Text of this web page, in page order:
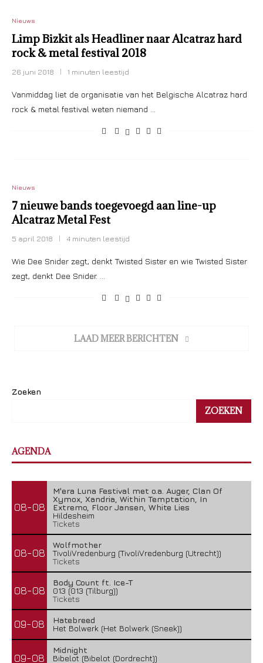
Nieuws
Limp Bizkit als Headliner naar Alcatraz hard
rock & metal festival 2018
26 juni 2018 1 minuten leestijd
Vanmiddag liet de organisatie van het Belgische Alcatraz hard
rock & metal festival weten niemand …
Nieuws
7 nieuwe bands toegevoegd aan line-up
Alcatraz Metal Fest
5 april 2018 4 minuten leestijd
Wie Dee Snider zegt, denkt Twisted Sister en wie Twisted Sister
zegt, denkt Dee Snider. …
LAAD MEER BERICHTEN
Zoeken
ZOEKEN
AGENDA
08-08
M'era Luna Festival met o.a. Auger, Clan Of
Xymox, Xandria, Within Temptation, In
Extremo, Floor Jansen, White Lies
Hildesheim
Tickets
08-08
Wolfmother
TivoliVredenburg (TivoliVredenburg (Utrecht))
Tickets
08-08
Body Count ft. Ice-T
013 (013 (Tilburg))
Tickets
09-08
Hatebreed
Het Bolwerk (Het Bolwerk (Sneek))
09-08
Midnight
Bibelot (Bibelot (Dordrecht))